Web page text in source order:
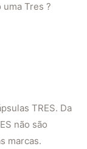
Tres ?
TRES. Da
não são
marcas.